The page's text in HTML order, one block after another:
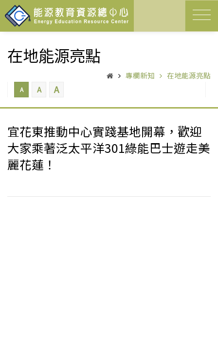
在地能源亮點
專欄新知 在地能源亮點
A A A
宜花東推動中心實踐基地開幕，歡迎
大家乘著泛太平洋301綠能巴士遊走美
麗花蓮！